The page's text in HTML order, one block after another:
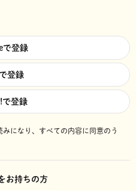
で登録
登録
で登録
みになり、 すべての内容に同意のう
お持ちの方